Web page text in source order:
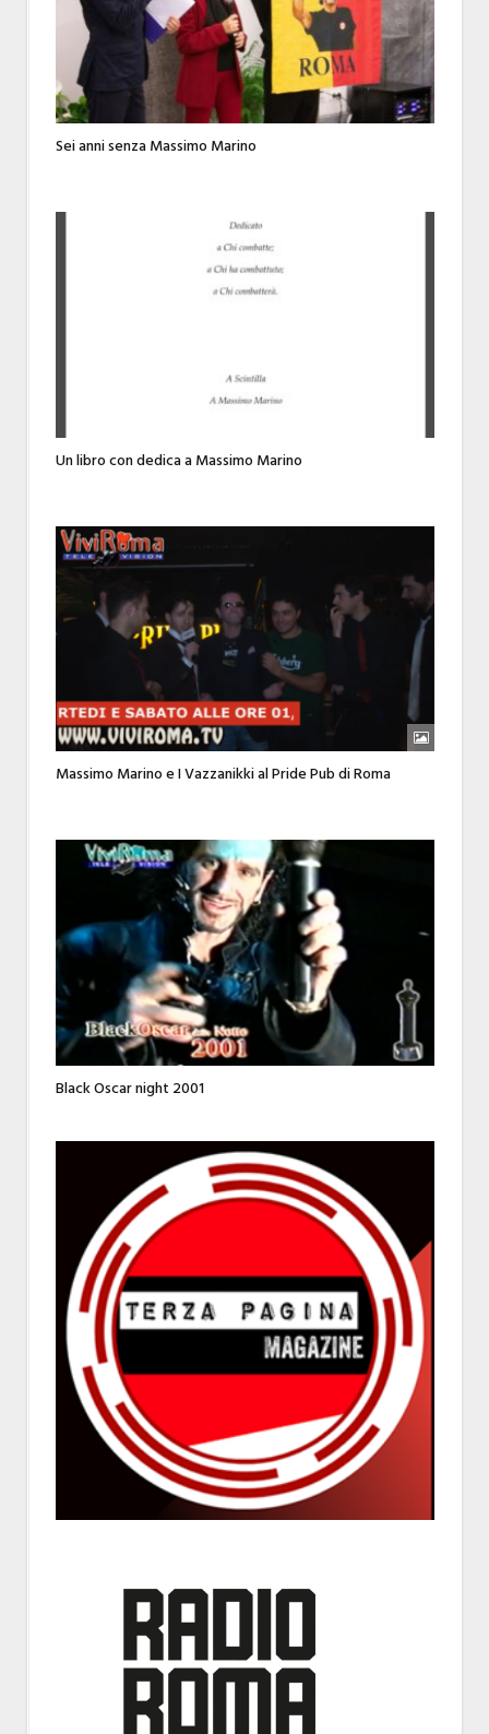
Sei anni senza Massimo Marino
Un libro con dedica a Massimo Marino
Massimo Marino e I Vazzanikki al Pride Pub di Roma
Black Oscar night 2001